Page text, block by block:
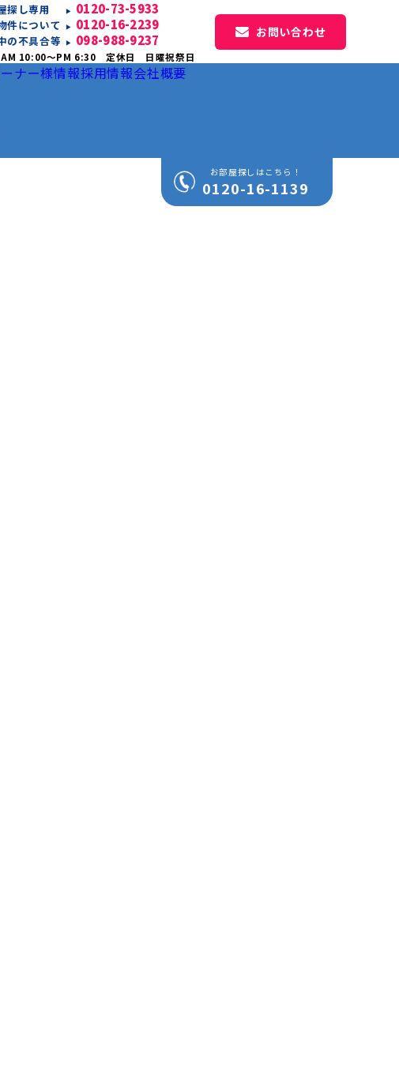
探し専用 0120-73-5933
件について 0120-16-2239
の不具合等 098-988-9237
10:00〜PM 6:30 定休日 日曜祝祭日
お問い合わせ
ナー様情報採用情報会社概要
お部屋探しはこちら！
0120-16-1139